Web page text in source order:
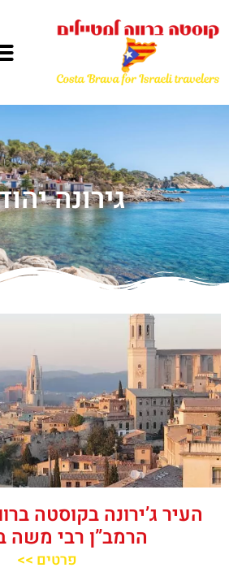
גירונה
העיר ג’ירונה בקוסטה
הרמב”ן רבי משה
פרטים >>